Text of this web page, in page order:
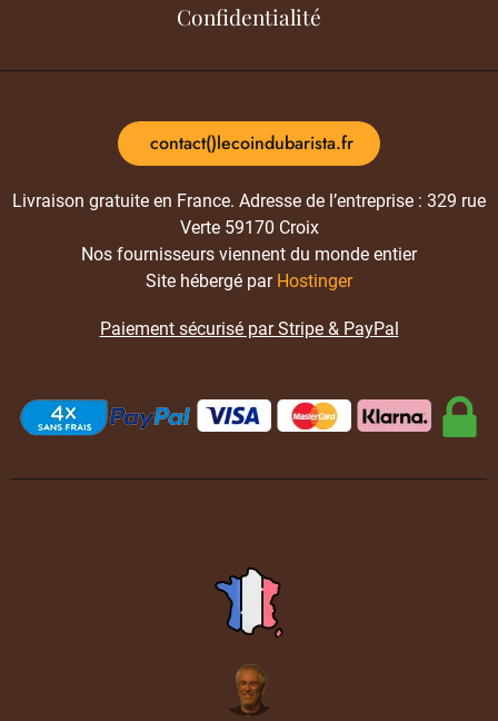
Confidentialité
contact()lecoindubarista.fr
Livraison gratuite en France. Adresse de l’entreprise : 329 rue
Verte 59170 Croix
Nos fournisseurs viennent du monde entier
Site hébergé par Hostinger
Paiement sécurisé par Stripe & PayPal